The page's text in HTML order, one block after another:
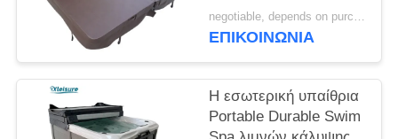
κατοικίες πάχος 7cm
negotiable, depends on purchase volume MOQ:10 ~ 100 σύνολο
ΕΠΙΚΟΙΝΩΝΊΑ
Η εσωτερική υπαίθρια
Portable Durable Swim